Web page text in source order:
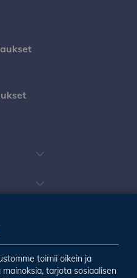
toimii oikein ja
tarjota sosiaalisen